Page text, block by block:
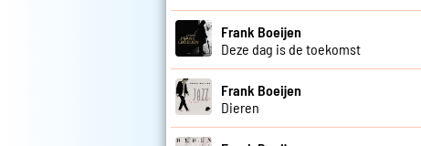
Frank Boeijen
Deze dag is de toekomst
Frank Boeijen
Dieren